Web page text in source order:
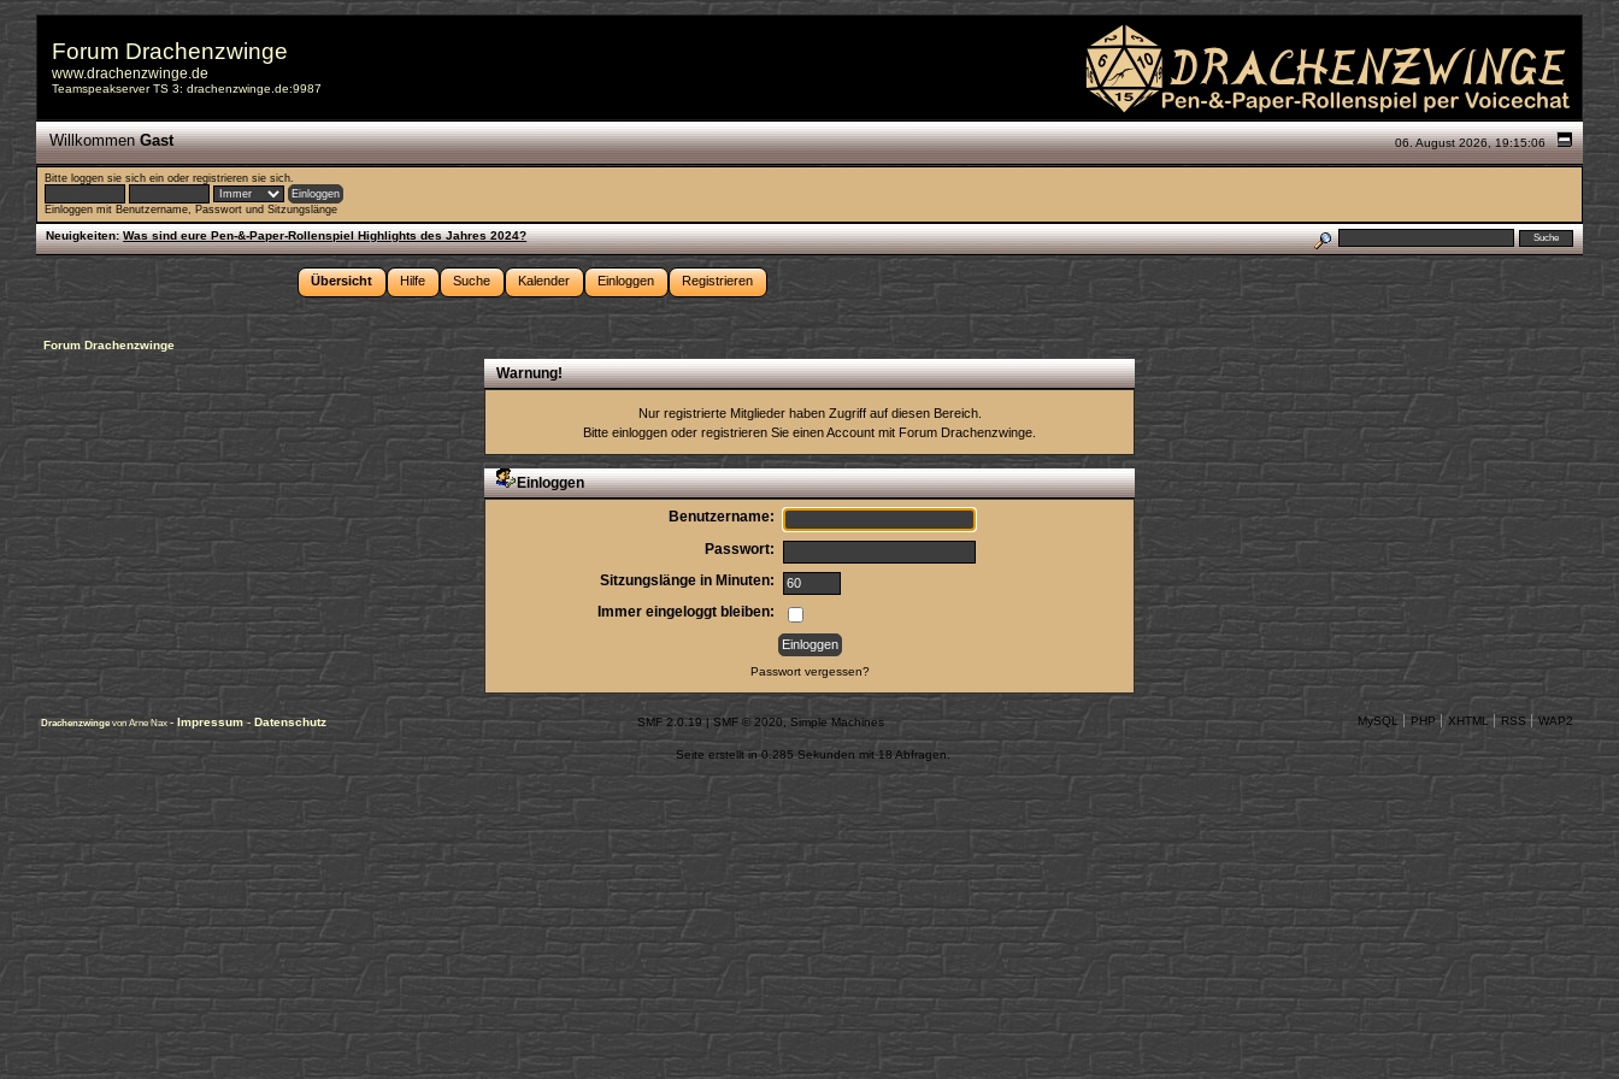
Forum Drachenzwinge
www.drachenzwinge.de
Teamspeakserver TS 3: drachenzwinge.de:9987
06. August 2026, 19:15:06
WillkommenGast
Bitte loggen sie sich ein oderregistrieren sie sich.
Einloggen mit Benutzername, Passwort und Sitzungslänge
Neuigkeiten: Was sind eure Pen-&-Paper-Rollenspiel Highlights des Jahres 2024?
Übersicht Hilfe Suche Kalender Einloggen Registrieren
Forum Drachenzwinge
Warnung!
Nur registrierte Mitglieder haben Zugriff auf diesen Bereich.
Bitte einloggen oder registrieren Sie einen Account mit Forum Drachenzwinge.
Einloggen
Benutzername:
Passwort:
Sitzungslänge in Minuten:
Immer eingeloggt bleiben:
Passwort vergessen?
Drachenzwingevon Arne Nax - Impressum- Datenschutz SMF 2.0.19| SMF © 2020 Simple Machines MySQL PHP XHTML RSS WAP2
Seite erstellt in 0.285 Sekunden mit 18 Abfragen.